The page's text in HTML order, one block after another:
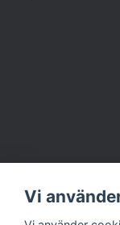
Facebook
Vi